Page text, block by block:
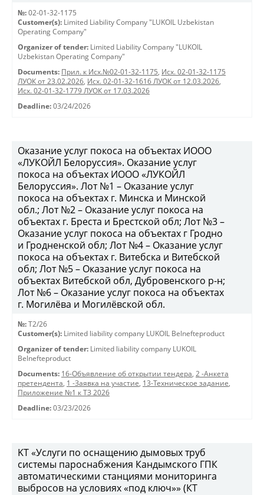
№: 02-01-32-1175
Customer(s): Limited Liability Company "LUKOIL Uzbekistan
Operating Company"
Organizer of tender: Limited Liability Company "LUKOIL
Uzbekistan Operating Company"
Documents: Прил. к Исх.№02-01-32-1175, Исх. 02-01-32-1175
ЛУОК от 23.02.2026, Исх. 02-01-32-1616 ЛУОК от 12.03.2026,
Исх. 02-01-32-1779 ЛУОК от 17.03.2026
Deadline: 03/24/2026
Оказание услуг покоса на объектах ИООО
«ЛУКОЙЛ Белоруссия». Оказание услуг
покоса на объектах ИООО «ЛУКОЙЛ
Белоруссия». Лот №1 – Оказание услуг
покоса на объектах г. Минска и Минской
обл.; Лот №2 – Оказание услуг покоса на
объектах г. Бреста и Брестской обл; Лот №3 –
Оказание услуг покоса на объектах г Гродно
и Гродненской обл; Лот №4 – Оказание услуг
покоса на объектах г. Витебска и Витебской
обл; Лот №5 – Оказание услуг покоса на
объектах Витебской обл, Дубровенского р-н;
Лот №6 – Оказание услуг покоса на объектах
г. Могилёва и Могилёвской обл.
№: T2/26
Customer(s): Limited liability company LUKOIL Belnefteproduct
Organizer of tender: Limited liability company LUKOIL
Belnefteproduct
Documents: 16-Объявление об открытии тендера, 2 -Анкета
претендента, 1 -Заявка на участие, 13-Техническое задание,
Приложение №1 к ТЗ 2026
Deadline: 03/23/2026
KT «Услуги по оснащению дымовых труб
системы пароснабжения Кандымского ГПК
автоматическими станциями мониторинга
выбросов на условиях «под ключ»» (КТ